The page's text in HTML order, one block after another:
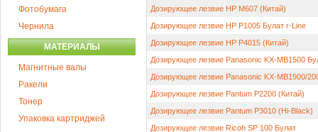
Фотобумага
Чернила
МАТЕРИАЛЫ
Магнитные валы
Ракели
Тонер
Упаковка картриджей
Дозирующее лезвие HP M607 (Китай)
Дозирующее лезвие HP P1005 Булат r-Line
Дозирующее лезвие HP P4015 (Китай)
Дозирующее лезвие Panasonic KX-MB1500
Дозирующее лезвие Panasonic KX-MB1900/
Дозирующее лезвие Pantum P2200 (Китай)
Дозирующее лезвие Pantum P3010 (Hi-Black)
Дозирующее лезвие Ricoh SP 100 Булат